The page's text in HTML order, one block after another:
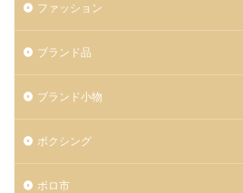
ファッション
ブランド品
ブランド小物
ボクシング
ボロ市